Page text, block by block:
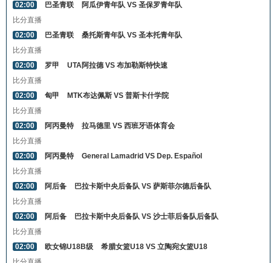
02:00
巴圣青联
阿瓜伊青年队 VS 圣保罗青年队
比分直播
02:00
巴圣青联
桑托斯青年队 VS 圣本托青年队
比分直播
02:00
罗甲
UTA阿拉德 VS 布加勒斯特快速
比分直播
02:00
匈甲
MTK布达佩斯 VS 普斯卡什学院
比分直播
02:00
阿丙曼特
拉马德里 VS 西班牙语体育会
比分直播
02:00
阿丙曼特
General Lamadrid VS Dep. Español
比分直播
02:00
阿后备
巴拉卡斯中央后备队 VS 萨斯菲尔德后备队
比分直播
02:00
阿后备
巴拉卡斯中央后备队 VS 沙士菲后备队后备队
比分直播
02:00
欧女锦U18B级
希腊女篮U18 VS 立陶宛女篮U18